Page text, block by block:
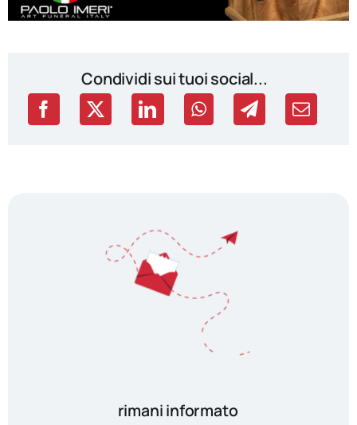
Condividi sui tuoi social...
rimani informato